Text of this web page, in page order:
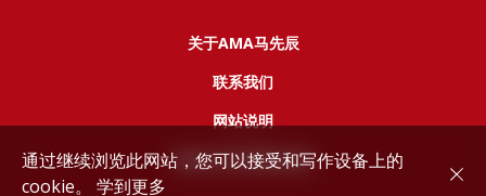
关于AMA马先辰
联系我们
网站说明
服务协议和隐私政策
通过继续浏览此网站，您可以接受和写作设备上的
cookie。 学到更多